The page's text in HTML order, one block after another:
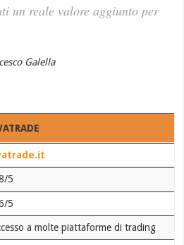
un reale valore aggiunto per
Galella
5
5
a molte piattaforme di trading